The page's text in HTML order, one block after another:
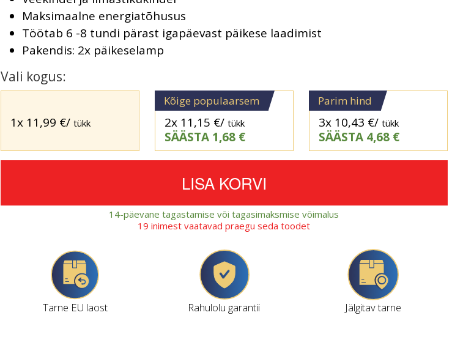
Vali kogus:
1x 11,99 €/ tükk
Kõige populaarsem
2x 11,15 €/ tükk
SÄÄSTA 1,68 €
Parim hind
3x 10,43 €/ tükk
SÄÄSTA 4,68 €
LISA KORVI
14-päevane tagastamise või tagasimaksmise võimalus
19 inimest vaatavad praegu seda toodet
Maksimaalne energiatõhusus
Töötab 6 -8 tundi pärast igapäevast päikese laadimist
Pakendis: 2x päikeselamp
Tarne EU laost Rahulolu garantii Jälgitav tarne